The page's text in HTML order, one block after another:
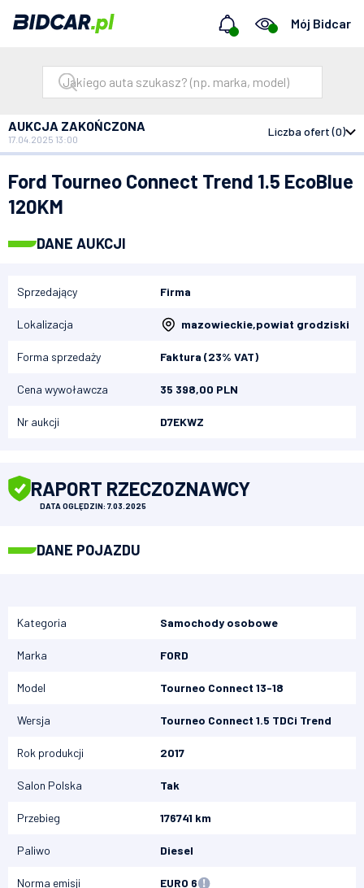
Mój Bidcar
Bidcar Aukcje
AUKCJA ZAKOŃCZONA
17.04.2025 13:00
Liczba ofert (0)
Ford Tourneo Connect Trend 1.5 EcoBlue
120KM
DANE AUKCJI
Sprzedający Firma
Lokalizacja mazowieckie,powiat grodziski
Forma sprzedaży Faktura (23% VAT)
Cena wywoławcza 35 398,00 PLN
Nr aukcji D7EKWZ
RAPORT RZECZOZNAWCY
DATA OGLĘDZIN: 7.03.2025
DANE POJAZDU
Kategoria Samochody osobowe
Marka FORD
Model Tourneo Connect 13-18
Wersja Tourneo Connect 1.5 TDCi Trend
Rok produkcji 2017
Salon Polska Tak
Przebieg 176741 km
Paliwo Diesel
Norma emisji EURO 6